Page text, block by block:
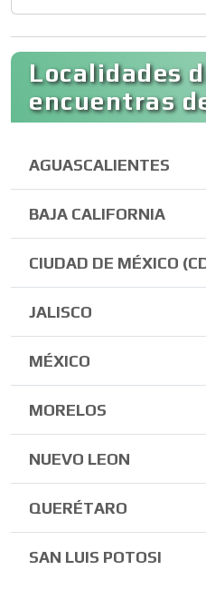
Localidades
encuentras
AGUASCALIENTES
BAJA CALIFORNIA
CIUDAD DE MÉXICO
JALISCO
MÉXICO
MORELOS
NUEVO LEON
QUERÉTARO
SAN LUIS POTOSI